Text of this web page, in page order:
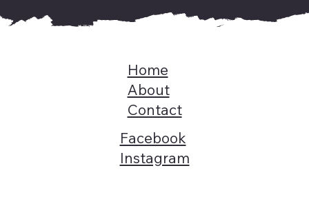
Home
About
Contact
Facebook
Instagram